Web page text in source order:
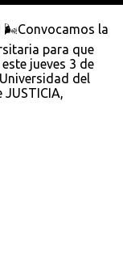
🌬️Convocamos la
para que
jueves 3 de
del